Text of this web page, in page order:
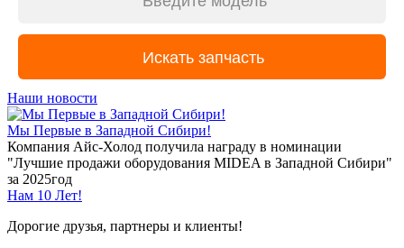
Наши новости
Мы Первые в Западной Сибири!
Компания Айс-Холод получила награду в номинации
"Лучшие продажи оборудования MIDEA в Западной Сибири"
за 2025год
Нам 10 Лет!
Дорогие друзья, партнеры и клиенты!